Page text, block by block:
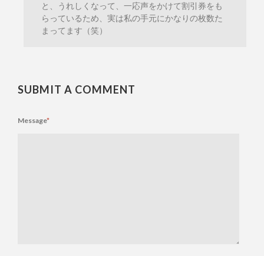
と、うれしくなって、一応声をかけて割引券をも
らっているため、実は私の手元にかなりの枚数た
まってます（笑）
SUBMIT A COMMENT
Message*